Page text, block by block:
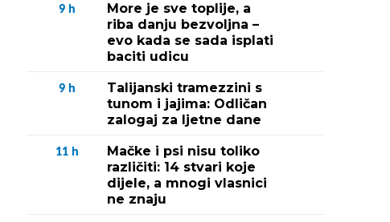
9 h
More je sve toplije, a
riba danju bezvoljna –
evo kada se sada isplati
baciti udicu
9 h
Talijanski tramezzini s
tunom i jajima: Odličan
zalogaj za ljetne dane
11 h
Mačke i psi nisu toliko
različiti: 14 stvari koje
dijele, a mnogi vlasnici
ne znaju